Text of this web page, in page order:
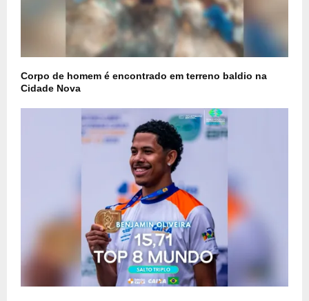
Corpo de homem é encontrado em terreno baldio na
Cidade Nova